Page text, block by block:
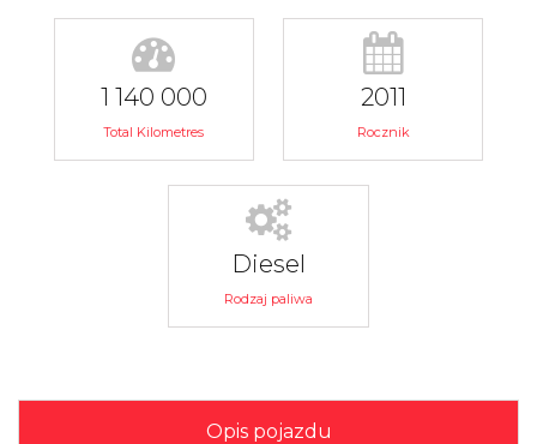
1 140 000
Total Kilometres
2011
Rocznik
Diesel
Rodzaj paliwa
Opis pojazdu